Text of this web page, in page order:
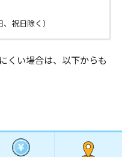
祝日除く）
くい場合は、以下からも